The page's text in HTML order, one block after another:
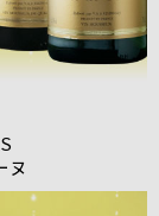
ヌ